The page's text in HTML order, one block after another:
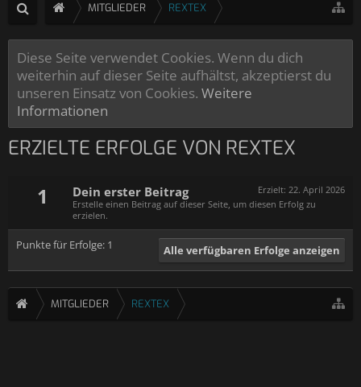
MITGLIEDER REXTEX
Diese Seite verwendet Cookies. Wenn du dich
weiterhin auf dieser Seite aufhältst, akzeptierst du
unseren Einsatz von Cookies. Weitere
Informationen
ERZIELTE ERFOLGE VON REXTEX
1 Erzielt: 22. April 2026
Dein erster Beitrag
Erstelle einen Beitrag auf dieser Seite, um diesen Erfolg zu
erzielen.
Punkte für Erfolge: 1 Alle verfügbaren Erfolge anzeigen
MITGLIEDER REXTEX